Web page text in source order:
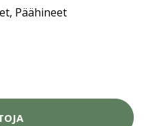
, Päähineet